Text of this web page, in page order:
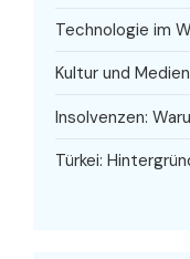
Technologie im
Kultur und
Insolvenzen:
Türkei: